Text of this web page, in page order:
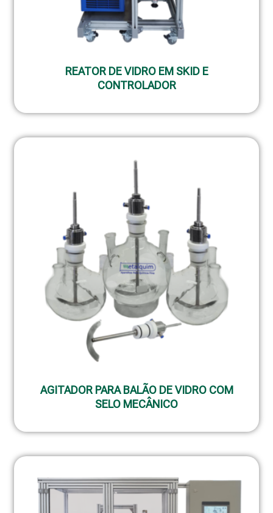
REATOR DE VIDRO EM SKID E
CONTROLADOR
AGITADOR PARA BALÃO DE VIDRO COM
SELO MECÂNICO